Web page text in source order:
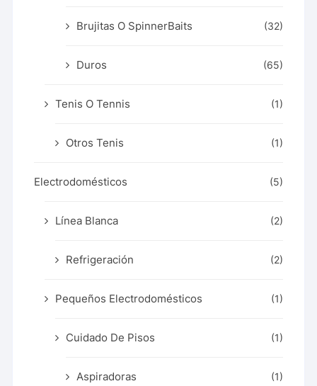
Brujitas O SpinnerBaits (32)
Duros (65)
Tenis O Tennis (1)
Otros Tenis (1)
Electrodomésticos (5)
Línea Blanca (2)
Refrigeración (2)
Pequeños Electrodomésticos (1)
Cuidado De Pisos (1)
Aspiradoras (1)